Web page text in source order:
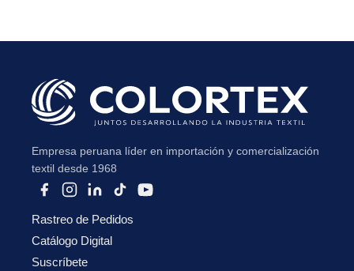
Empresa peruana líder en importación y comercialización
textil desde 1968
Rastreo de Pedidos
Catálogo Digital
Suscríbete